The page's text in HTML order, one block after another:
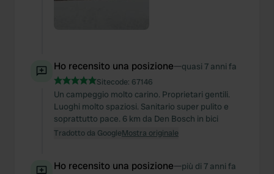
Ho recensito una posizione—quasi 7 anni fa
Sitecode: 67146
Un campeggio molto carino. Proprietari gentili.
Luoghi molto spaziosi. Sanitario super pulito e
soprattutto pace. 6 km da Den Bosch in bici
Tradotto da GoogleMostra originale
Ho recensito una posizione—più di 7 anni fa